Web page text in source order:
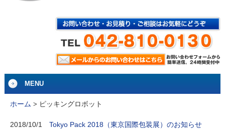
MENU
ホーム > ピッキングロボット
2018/10/1 Tokyo Pack 2018（東京国際包装展）のお知らせ